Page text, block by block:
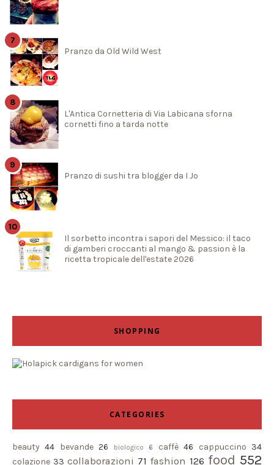
Pranzo da Old Wild West
L'Antica Cornetteria di Via Labicana sforna
cornetti fino a tarda notte
Pranzo di sushi tra blogger da I Jo
Il sorbetto incontra i sapori del Messico: il taco
di gamberi croccanti al mango & passion è la
ricetta tropicale dell'estate 2026
SHOPPING
CATEGORIES
beauty 44 bevande 26 biologico 6 caffè 46 cappuccino 34
colazione 33 collaborazioni 71 fashion 126 food 552